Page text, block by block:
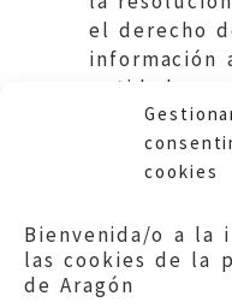
cookies
Bienvenida/o a la
las cookies de la
de Aragón
el derecho
información
entidad
de la queja.